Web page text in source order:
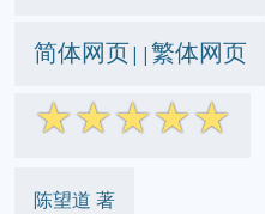
简体网页||繁体网页
☆☆☆☆☆
陈望道 著